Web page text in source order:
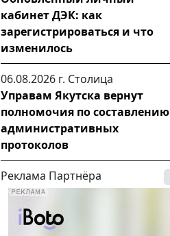
кабинет ДЭК: как
зарегистрироваться и что
изменилось
06.08.2026 г. Столица
Управам Якутска вернут
полномочия по составлению
административных
протоколов
Реклама Партнёра